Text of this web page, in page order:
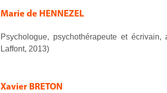
Marie de HENNEZEL
Psychologue, psychothérapeute et
Laffont, 2013)
Xavier BRETON